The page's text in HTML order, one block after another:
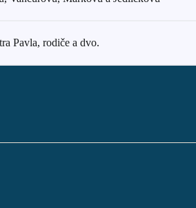
Pavla, rodiče a dvo.